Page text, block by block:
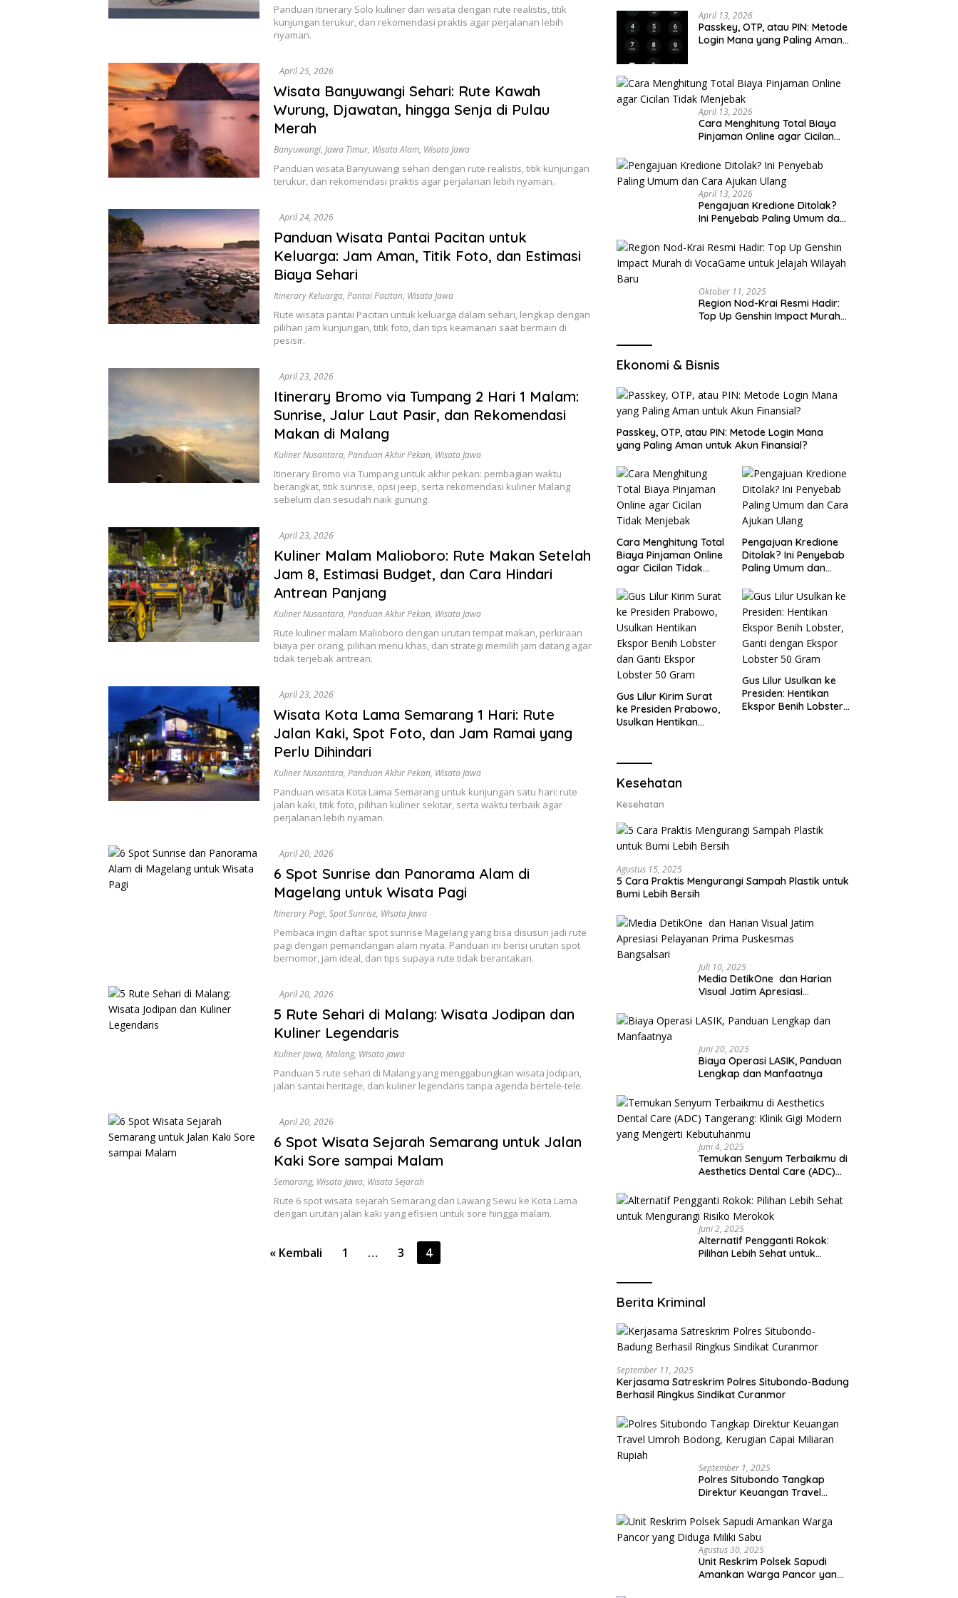
Panduan itinerary Solo kuliner dan wisata dengan rute realistis, titik
kunjungan terukur, dan rekomendasi praktis agar perjalanan lebih
nyaman.
April 25, 2026
Wisata Banyuwangi Sehari: Rute Kawah
Wurung, Djawatan, hingga Senja di Pulau
Merah
Banyuwangi, Jawa Timur, Wisata Alam, Wisata Jawa
Panduan wisata Banyuwangi sehari dengan rute realistis, titik kunjungan
terukur, dan rekomendasi praktis agar perjalanan lebih nyaman.
April 24, 2026
Panduan Wisata Pantai Pacitan untuk
Keluarga: Jam Aman, Titik Foto, dan Estimasi
Biaya Sehari
Itinerary Keluarga, Pantai Pacitan, Wisata Jawa
Rute wisata pantai Pacitan untuk keluarga dalam sehari, lengkap dengan
pilihan jam kunjungan, titik foto, dan tips keamanan saat bermain di
pesisir.
April 23, 2026
Itinerary Bromo via Tumpang 2 Hari 1 Malam:
Sunrise, Jalur Laut Pasir, dan Rekomendasi
Makan di Malang
Kuliner Nusantara, Panduan Akhir Pekan, Wisata Jawa
Itinerary Bromo via Tumpang untuk akhir pekan: pembagian waktu
berangkat, titik sunrise, opsi jeep, serta rekomendasi kuliner Malang
sebelum dan sesudah naik gunung.
April 23, 2026
Kuliner Malam Malioboro: Rute Makan Setelah
Jam 8, Estimasi Budget, dan Cara Hindari
Antrean Panjang
Kuliner Nusantara, Panduan Akhir Pekan, Wisata Jawa
Rute kuliner malam Malioboro dengan urutan tempat makan, perkiraan
biaya per orang, pilihan menu khas, dan strategi memilih jam datang agar
tidak terjebak antrean.
April 23, 2026
Wisata Kota Lama Semarang 1 Hari: Rute
Jalan Kaki, Spot Foto, dan Jam Ramai yang
Perlu Dihindari
Kuliner Nusantara, Panduan Akhir Pekan, Wisata Jawa
Panduan wisata Kota Lama Semarang untuk kunjungan satu hari: rute
jalan kaki, titik foto, pilihan kuliner sekitar, serta waktu terbaik agar
perjalanan lebih nyaman.
April 20, 2026
6 Spot Sunrise dan Panorama Alam di
Magelang untuk Wisata Pagi
Itinerary Pagi, Spot Sunrise, Wisata Jawa
Pembaca ingin daftar spot sunrise Magelang yang bisa disusun jadi rute
pagi dengan pemandangan alam nyata. Panduan ini berisi urutan spot
bernomor, jam ideal, dan tips supaya rute tidak berantakan.
April 20, 2026
5 Rute Sehari di Malang: Wisata Jodipan dan
Kuliner Legendaris
Kuliner Jawa, Malang, Wisata Jawa
Panduan 5 rute sehari di Malang yang menggabungkan wisata Jodipan,
jalan santai heritage, dan kuliner legendaris tanpa agenda bertele-tele.
April 20, 2026
6 Spot Wisata Sejarah Semarang untuk Jalan
Kaki Sore sampai Malam
Semarang, Wisata Jawa, Wisata Sejarah
Rute 6 spot wisata sejarah Semarang dari Lawang Sewu ke Kota Lama
dengan urutan jalan kaki yang efisien untuk sore hingga malam.
« Kembali 1 … 3 4
April 13, 2026
Passkey, OTP, atau PIN: Metode
Login Mana yang Paling Aman
April 13, 2026
Cara Menghitung Total Biaya
Pinjaman Online agar Cicilan
April 13, 2026
Pengajuan Kredione Ditolak?
Ini Penyebab Paling Umum dan
Oktober 11, 2025
Region Nod-Krai Resmi Hadir:
Top Up Genshin Impact Murah
Ekonomi & Bisnis
Passkey, OTP, atau PIN: Metode Login Mana
yang Paling Aman untuk Akun Finansial?
Cara Menghitung Total
Biaya Pinjaman Online
agar Cicilan Tidak
Pengajuan Kredione
Ditolak? Ini Penyebab
Paling Umum dan
Gus Lilur Kirim Surat
ke Presiden Prabowo,
Usulkan Hentikan
Lobster 50 Gram
Gus Lilur Usulkan ke
Presiden: Hentikan
Ekspor Benih Lobster,
Kesehatan
Kesehatan
Agustus 15, 2025
5 Cara Praktis Mengurangi Sampah Plastik untuk
Bumi Lebih Bersih
Juli 10, 2025
Media DetikOne dan Harian
Visual Jatim Apresiasi
Bangsalsari
Juni 20, 2025
Biaya Operasi LASIK, Panduan
Lengkap dan Manfaatnya
Juni 4, 2025
Temukan Senyum Terbaikmu di
Aesthetics Dental Care (ADC)
yang Mengerti Kebutuhanmu
Juni 2, 2025
Alternatif Pengganti Rokok:
Pilihan Lebih Sehat untuk
Berita Kriminal
September 11, 2025
Kerjasama Satreskrim Polres Situbondo-Badung
Berhasil Ringkus Sindikat Curanmor
September 1, 2025
Polres Situbondo Tangkap
Direktur Keuangan Travel
Capai Miliaran Rupiah
Agustus 30, 2025
Unit Reskrim Polsek Sapudi
Amankan Warga Pancor yang